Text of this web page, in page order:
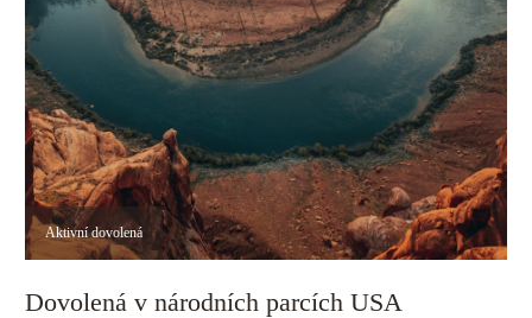
Aktivní dovolená
Dovolená v národních parcích USA